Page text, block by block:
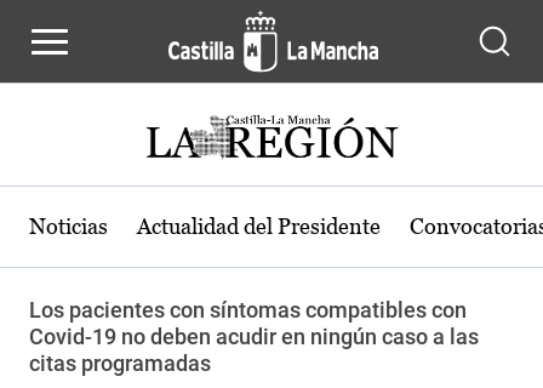
Noticias Actualidad del Presidente
Los pacientes con síntomas compatibles con
Covid-19 no deben acudir en ningún caso a las
citas programadas